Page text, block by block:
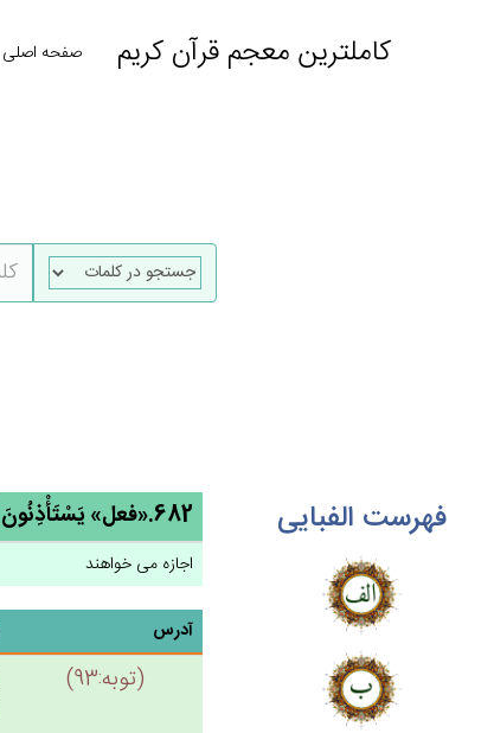
کاملترین معجم قرآن کریم صفحه اصلی
فهرست الفبایی 682.«فعل» يَسْتَأْذِنُونَ [2] ← اذن
اجازه می خواهند
آدرس
(توبه:93)